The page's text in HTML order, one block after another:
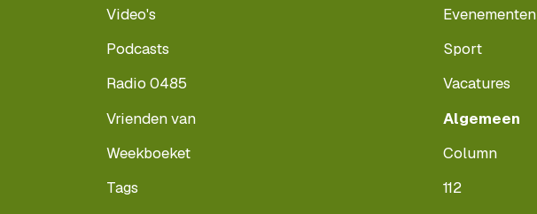
Video's
Podcasts
Radio 0485
Vrienden van
Weekboeket
Tags
Evenementen
Sport
Vacatures
Algemeen
Column
112